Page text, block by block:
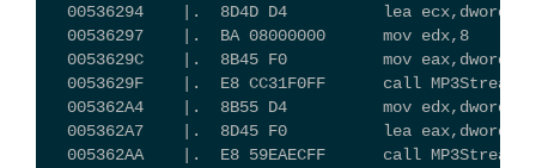
00536294    |.  8D4D D4          lea ecx,dword
00536297    |.  BA 08000000      mov edx,8
0053629C    |.  8B45 F0          mov
0053629F    |.  E8 CC31F0FF      call
005362A4    |.  8B55 D4          mov edx,dword
005362A7    |.  8D45 F0          lea eax,dword
005362AA    |.  E8 59EAECFF      call